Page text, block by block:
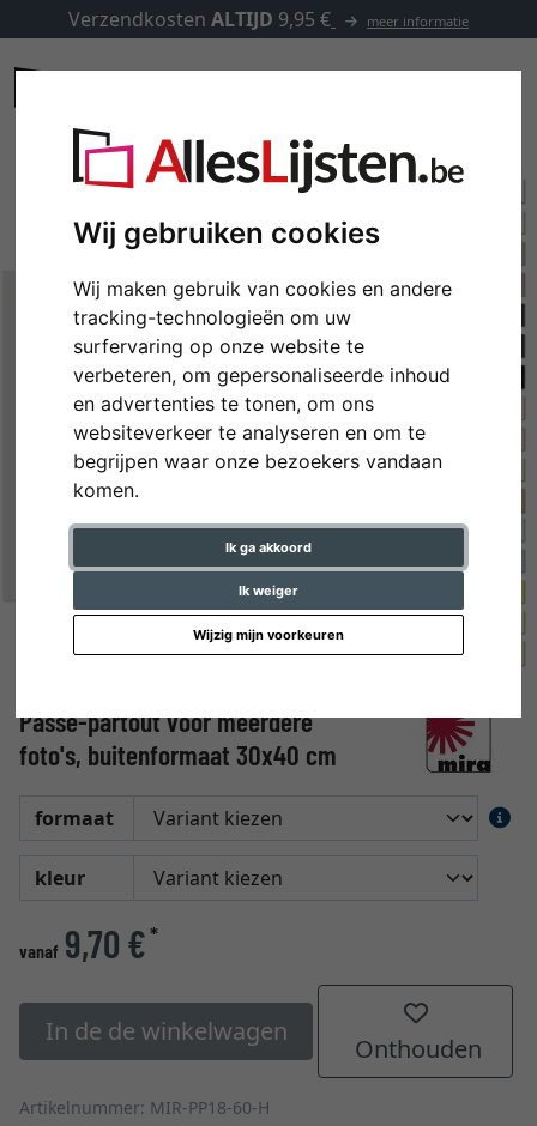
Wij gebruiken cookies
Wij maken gebruik van cookies en andere
tracking-technologieën om uw
surfervaring op onze website te
verbeteren, om gepersonaliseerde inhoud
en advertenties te tonen, om ons
websiteverkeer te analyseren en om te
begrijpen waar onze bezoekers vandaan
komen.
Ik ga akkoord
Ik weiger
Wijzig mijn voorkeuren
Verzendkosten ALTIJD 9,95 € meer informatie
Passe-partout voor meerdere
foto's, buitenformaat 30x40 cm
formaat
kleur
vanaf 9,70 €*
In de de winkelwagen
Onthouden
Artikelnummer: MIR-PP18-60-H